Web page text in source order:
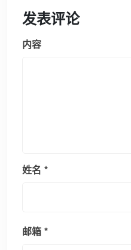
发表评论
内容
姓名 *
邮箱*